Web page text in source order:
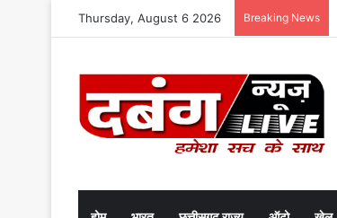
Thursday, August 6 2026 Breaking News